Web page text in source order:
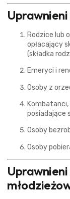
Uprawnieni
Rodzice lub
opłacający
(składka
Emeryci i
Osoby z
posiadające
Osoby
Osoby